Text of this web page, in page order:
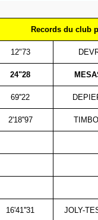
Records du club
12"73
24"28
69''22
2'18''97
16'41''31 JOLY-